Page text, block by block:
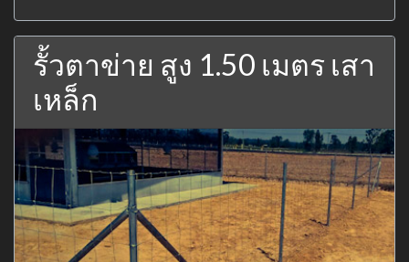
รั้วตาข่าย สูง 1.50 เมตร เสา
เหล็ก